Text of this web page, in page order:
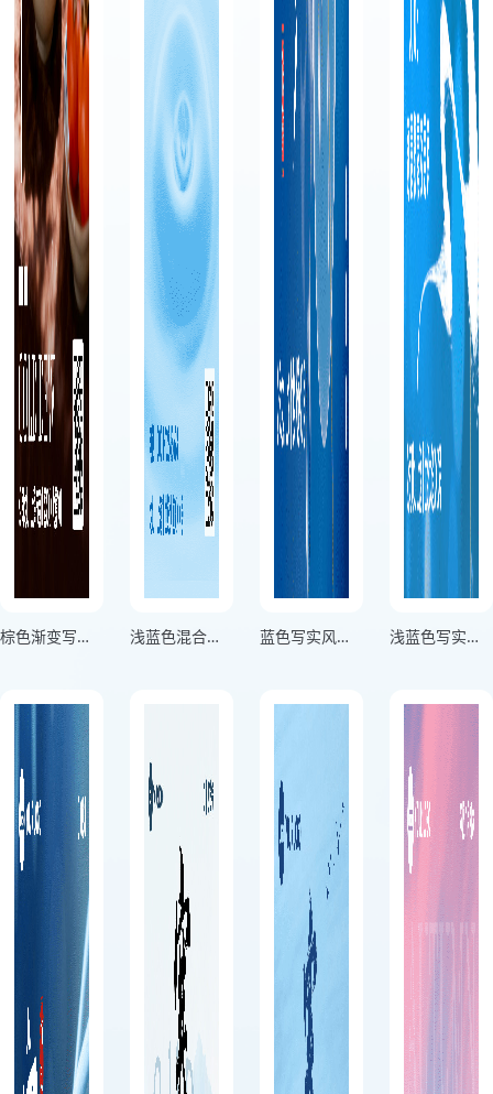
棕色渐变写实风格寒露宜养生寒露万物茶暖人心竖版寒露节气海报 浅蓝色混合风格寒露节气SOLAR TERMS竖版寒露节气海报 蓝色写实风格寒露锁秋光疏影斜照凝霜露横板寒露节气海报 浅蓝色写实风格寒露凝霜夜更凉正方形寒露节气海报